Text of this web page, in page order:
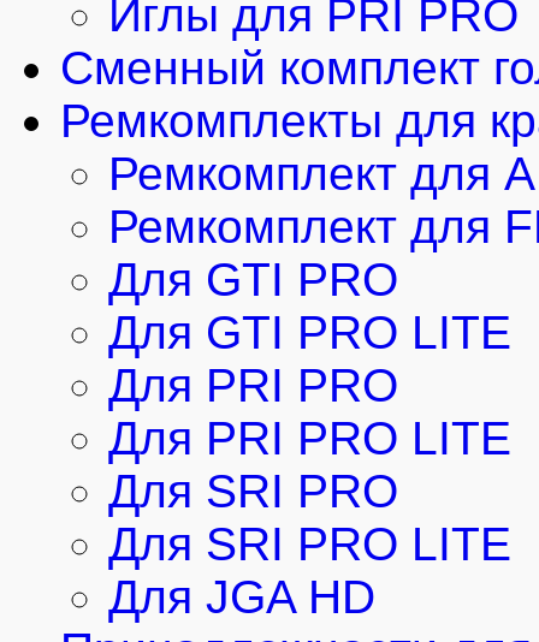
Иглы для PRI PRO
Cменный комплект
Ремкомплекты для
Ремкомплект для
Ремкомплект для
Для GTI PRO
Для GTI PRO LITE
Для PRI PRO
Для PRI PRO LITE
Для SRI PRO
Для SRI PRO LITE
Для JGA HD